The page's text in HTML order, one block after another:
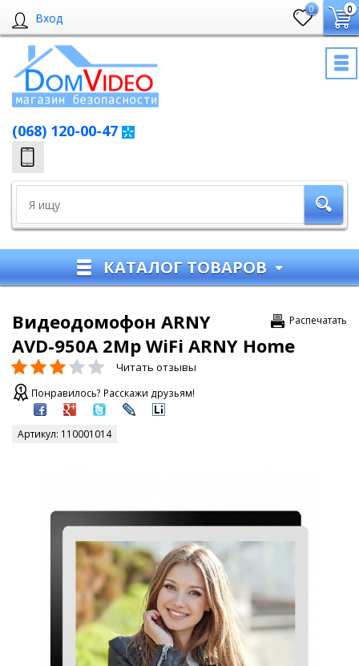
Вход
0 0
(068) 120-00-47
КАТАЛОГ ТОВАРОВ
Распечатать
Видеодомофон ARNY
AVD-950A 2Mp WiFi ARNY Home
Читать отзывы
Понравилось? Расскажи друзьям!
Артикул: 110001014